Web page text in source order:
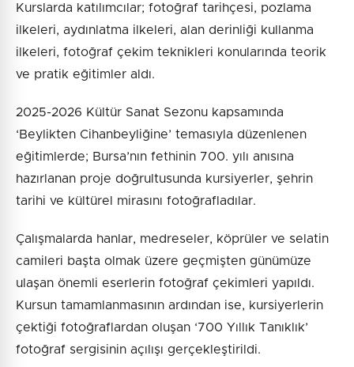
Kurslarda katılımcılar; fotoğraf tarihçesi, pozlama
ilkeleri, aydınlatma ilkeleri, alan derinliği kullanma
ilkeleri, fotoğraf çekim teknikleri konularında teorik
ve pratik eğitimler aldı.
2025-2026 Kültür Sanat Sezonu kapsamında
‘Beylikten Cihanbeyliğine’ temasıyla düzenlenen
eğitimlerde; Bursa’nın fethinin 700. yılı anısına
hazırlanan proje doğrultusunda kursiyerler, şehrin
tarihi ve kültürel mirasını fotoğrafladılar.
Çalışmalarda hanlar, medreseler, köprüler ve selatin
camileri başta olmak üzere geçmişten günümüze
ulaşan önemli eserlerin fotoğraf çekimleri yapıldı.
Kursun tamamlanmasının ardından ise, kursiyerlerin
çektiği fotoğraflardan oluşan ‘700 Yıllık Tanıklık’
fotoğraf sergisinin açılışı gerçekleştirildi.